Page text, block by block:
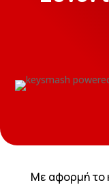
Με αφορμή το